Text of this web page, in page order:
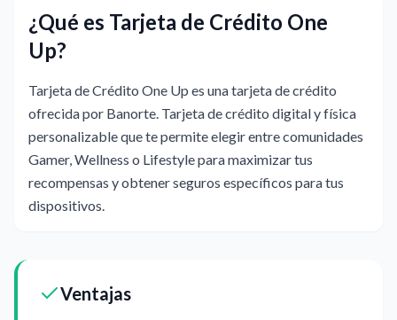
¿Qué es Tarjeta de Crédito One
Up?
Tarjeta de Crédito One Up es una tarjeta de crédito
ofrecida por Banorte. Tarjeta de crédito digital y física
personalizable que te permite elegir entre comunidades
Gamer, Wellness o Lifestyle para maximizar tus
recompensas y obtener seguros específicos para tus
dispositivos.
Ventajas